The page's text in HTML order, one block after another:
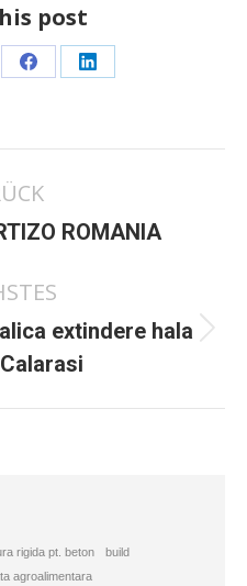
post
Teilen Teilen
VorherigerROMANIA
Nächster
Beitrag:
extindere hala
rigida pt. beton
build
agroalimentara